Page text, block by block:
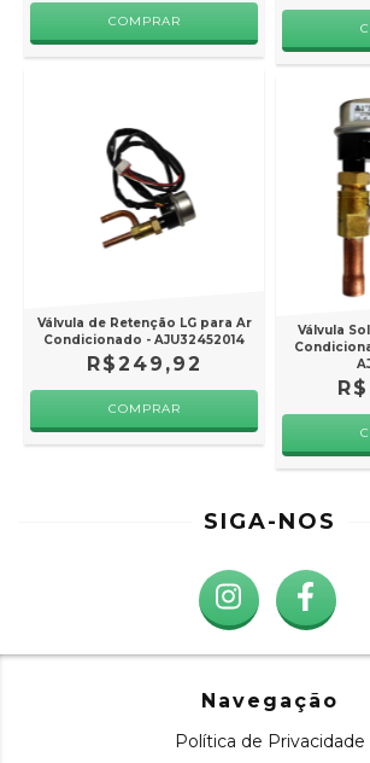
Válvula de Retenção LG para Ar
Condicionado - AJU32452014
R$249,92
Válvula
SIGA-NOS
Navegação
Política de Privacidade